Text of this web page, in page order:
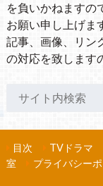
を負いかねますの
お願い申し上げま
記事、画像、リン
の対応を致します
目次 TVドラマ
室
プライバシー